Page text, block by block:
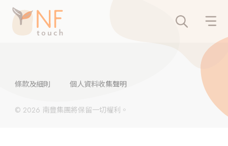
條款及細則 個人資料收集聲明
© 2026 南豐集團將保留一切權利。